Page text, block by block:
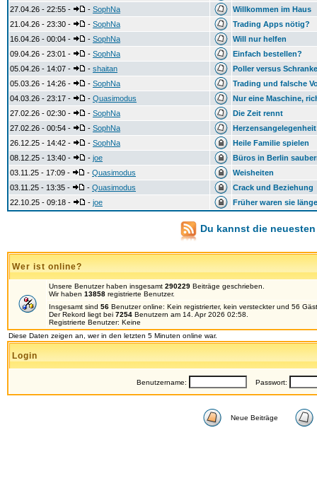
27.04.26 - 22:55 -
- SophNa
Willkommen im Haus
21.04.26 - 23:30 -
- SophNa
Trading Apps nötig?
16.04.26 - 00:04 -
- SophNa
Will nur helfen
09.04.26 - 23:01 -
- SophNa
Einfach bestellen?
05.04.26 - 14:07 -
- shaitan
Poller versus Schranke
05.03.26 - 14:26 -
- SophNa
Trading und falsche
04.03.26 - 23:17 -
- Quasimodus
Nur eine Maschine,
27.02.26 - 02:30 -
- SophNa
Die Zeit rennt
27.02.26 - 00:54 -
- SophNa
Herzensangelegenheit
26.12.25 - 14:42 -
- SophNa
Heile Familie spielen
08.12.25 - 13:40 -
- joe
Büros in Berlin
03.11.25 - 17:09 -
- Quasimodus
Weisheiten
03.11.25 - 13:35 -
- Quasimodus
Crack und Beziehung
22.10.25 - 09:18 -
- joe Früher waren sie
Du kannst die
Wer ist online?
Unsere Benutzer haben insgesamt 290229 Beiträge geschrieben.
Wir haben 13858 registrierte Benutzer.
Insgesamt sind 56 Benutzer online: Kein registrierter, kein versteckter und 56
Der Rekord liegt bei 7254 Benutzern am 14. Apr 2026 02:58.
Registrierte Benutzer: Keine
Diese Daten zeigen an, wer in den letzten 5 Minuten online war.
Login
Benutzername: Passwort:
Neue Beiträge